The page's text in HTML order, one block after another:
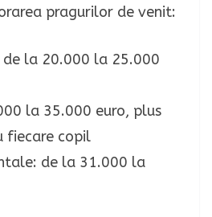
pragurilor de venit:
de la 20.000 la 25.000
la 35.000 euro, plus
fiecare copil
de la 31.000 la